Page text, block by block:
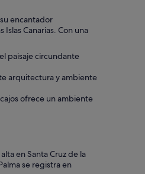
encantador
Canarias. Con una
paisaje circundante
arquitectura y ambiente
ofrece un ambiente
en Santa Cruz de la
se registra en